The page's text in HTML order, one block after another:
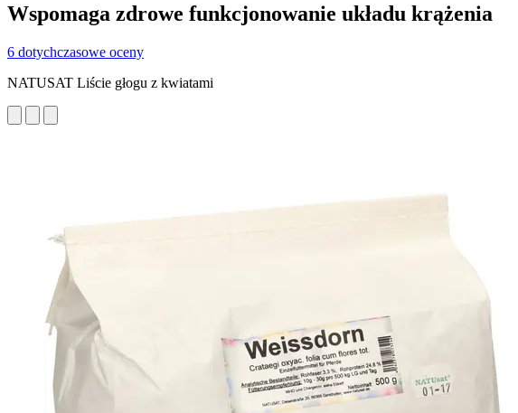
Wspomaga zdrowe funkcjonowanie układu krążenia
6 dotychczasowe oceny
NATUSAT Liście głogu z kwiatami